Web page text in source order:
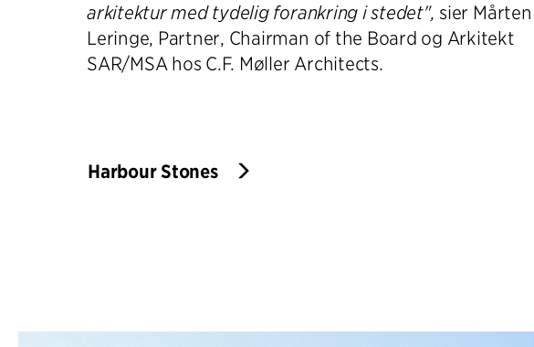
arkitektur med tydelig forankring i stedet", sier Mårten
Leringe, Partner, Chairman of the Board og Arkitekt
SAR/MSA hos C.F. Møller Architects.
Harbour Stones